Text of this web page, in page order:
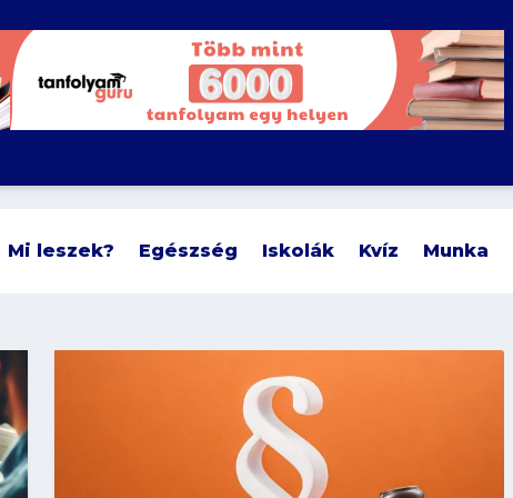
Mi leszek? Egészség Iskolák Kvíz Munka